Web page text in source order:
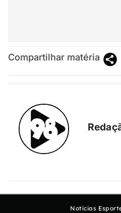
Compartilhar matéria
Notícias